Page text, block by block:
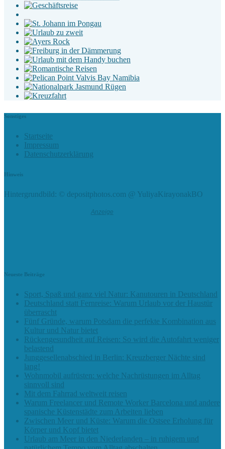
Sonstiges
Startseite
Impressum
Datenschutzerklärung
Hinweis
Hintergrundbild: © depositphotos.com @ YuliyaKirayonakBO
Neueste Beiträge
Sport, Spaß und ganz viel Natur: Kanutouren in Deutschland
Deutschland statt Fernreise: Warum Urlaub vor der Haustür
überrascht
Fünf Gründe, warum Potsdam die perfekte Kombination aus
Kultur und Natur bietet
Rückengesundheit auf Reisen: So wird die Autofahrt weniger
belastend
Junggesellenabschied in Berlin: Kreuzberger Nächte sind
lang!
Wohnmobil aufrüsten: welche Nachrüstungen im Alltag
sinnvoll sind
Mit dem Fahrrad weltweit reisen
Warum Freelancer und Remote Worker Barcelona und andere
spanische Küstenstädte zum Arbeiten lieben
Zwischen Meer und Küste: Warum die Ostsee Erholung für
Körper und Kopf bietet
Urlaub am Meer in den Niederlanden – in ruhigem und